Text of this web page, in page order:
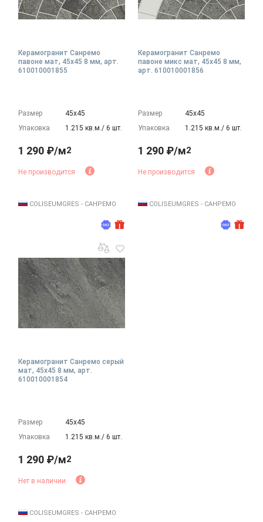
Керамогранит Санремо
павоне мат, 45x45 8 мм, арт.
610010001855
Размер
45х45
Упаковка
1.215 кв.м./ 6 шт.
1 290 ₽/м2
Не производится
COLISEUMGRES - САНРЕМО
Керамогранит Санремо
павоне микс мат, 45x45 8 мм,
арт. 610010001856
Размер
45х45
Упаковка
1.215 кв.м./ 6 шт.
1 290 ₽/м2
Не производится
COLISEUMGRES - САНРЕМО
Керамогранит Санремо серый
мат, 45x45 8 мм, арт.
610010001854
Размер
45х45
Упаковка
1.215 кв.м./ 6 шт.
1 290 ₽/м2
Нет в наличии
COLISEUMGRES - САНРЕМО